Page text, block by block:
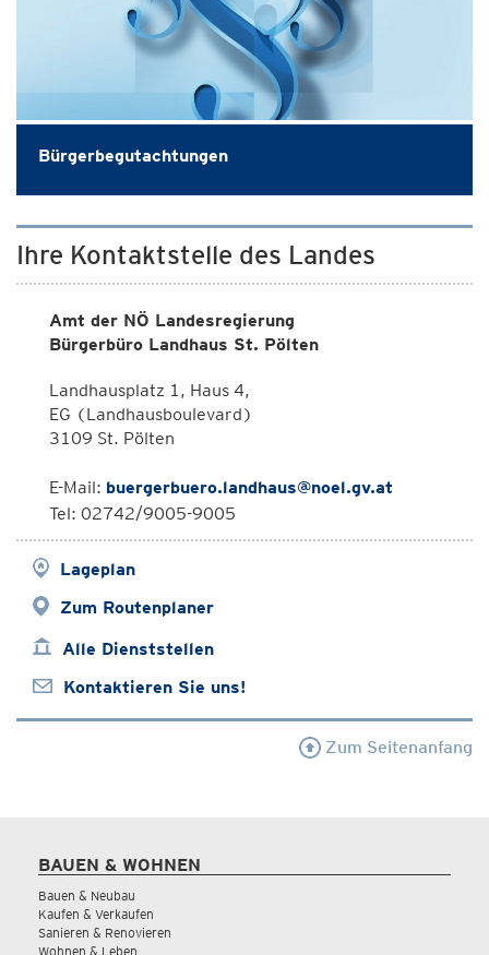
Bürgerbegutachtungen
Ihre Kontaktstelle des Landes
Amt der NÖ Landesregierung
Bürgerbüro Landhaus St. Pölten
Landhausplatz 1, Haus 4,
EG (Landhausboulevard)
3109 St. Pölten
E-Mail: buergerbuero.landhaus@noel.gv.at
Tel: 02742/9005-9005
Lageplan
Zum Routenplaner
Alle Dienststellen
Kontaktieren Sie uns!
Zum Seitenanfang
BAUEN & WOHNEN
Bauen & Neubau
Kaufen & Verkaufen
Sanieren & Renovieren
Wohnen & Leben